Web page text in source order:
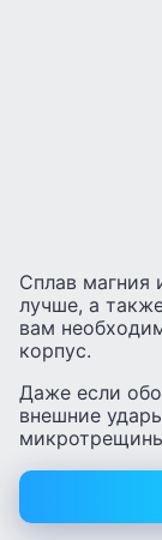
Сплав магния
лучше, а
вам
корпус.
Даже если
внешние